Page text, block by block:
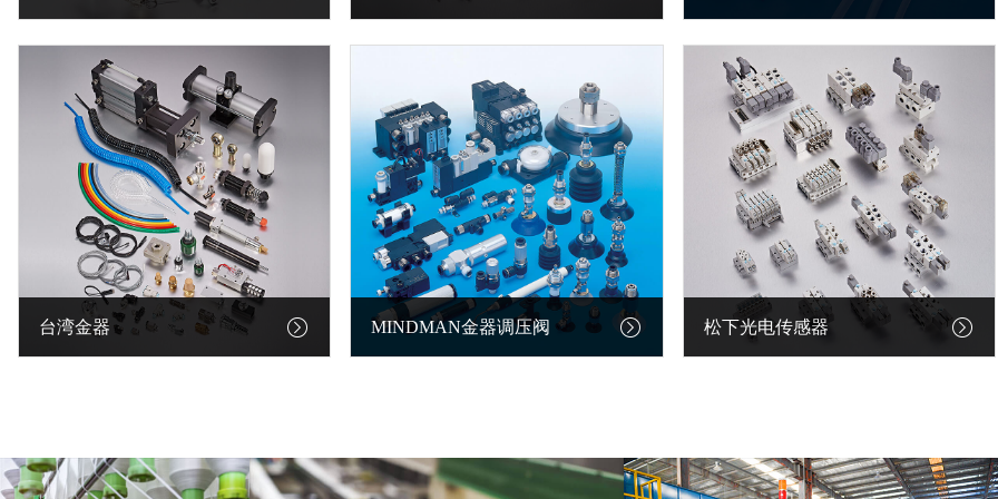
台湾金器 MINDMAN金器调压阀 松下光电传感器
纺织行业 电子行业 物流行业